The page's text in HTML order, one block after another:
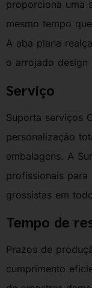
proporciona uma
mesmo tempo
A aba plana
o arrojado design
Serviço
Suporta serviços
personalização
embalagens. A
profissionais para
grossistas em
Tempo de
Prazos de
cumprimento